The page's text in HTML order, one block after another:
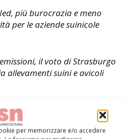
per memorizzare e/o accedere
più burocrazia e meno
per le aziende suinicole
il voto di Strasburgo
allevamenti suini e avicoli